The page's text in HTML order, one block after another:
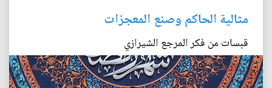
مثالية الحاكم وصنع المعجزات
قبسات من فكر المرجع الشيرازي